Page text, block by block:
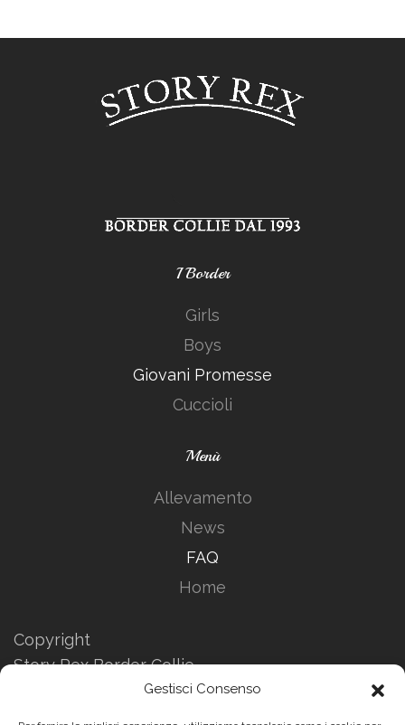
Gestisci Consenso
I Border
Girls
Boys
Giovani Promesse
Cuccioli
Menù
Allevamento
News
FAQ
Home
Copyright
Story Rex Border Collie
Informazioni Privacy